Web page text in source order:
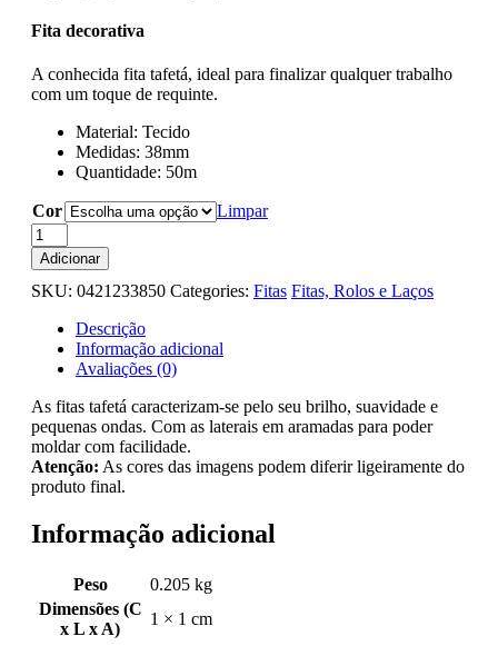
Fita decorativa
A conhecida fita tafetá, ideal para finalizar qualquer trabalho
com um toque de requinte.
Material: Tecido
Medidas: 38mm
Quantidade: 50m
Cor
Limpar
Quantidade
de
Fita
Tafetá
50mt
Adicionar
SKU: 0421233850 Categories: Fitas Fitas, Rolos e Laços
Descrição
Informação adicional
Avaliações (0)
As fitas tafetá caracterizam-se pelo seu brilho, suavidade e
pequenas ondas. Com as laterais em aramadas para poder
moldar com facilidade.
Atenção: As cores das imagens podem diferir ligeiramente do
produto final.
Informação adicional
Peso
0.205 kg
Dimensões (C
x L x A)
1 × 1 cm